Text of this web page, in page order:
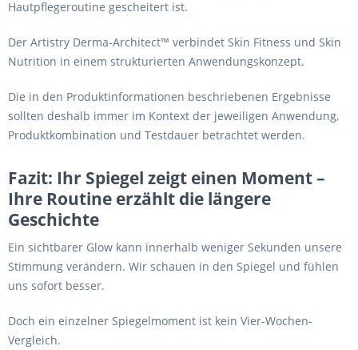
Hautpflegeroutine gescheitert ist.
Der Artistry Derma-Architect™ verbindet Skin Fitness und Skin
Nutrition in einem strukturierten Anwendungskonzept.
Die in den Produktinformationen beschriebenen Ergebnisse
sollten deshalb immer im Kontext der jeweiligen Anwendung,
Produktkombination und Testdauer betrachtet werden.
Fazit: Ihr Spiegel zeigt einen Moment –
Ihre Routine erzählt die längere
Geschichte
Ein sichtbarer Glow kann innerhalb weniger Sekunden unsere
Stimmung verändern. Wir schauen in den Spiegel und fühlen
uns sofort besser.
Doch ein einzelner Spiegelmoment ist kein Vier-Wochen-
Vergleich.